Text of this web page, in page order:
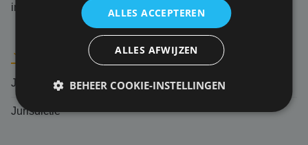
informatieplicht verzekeringnemer
J
Jurisprudentie
Jurisdictie
ALLES ACCEPTEREN
ALLES AFWIJZEN
BEHEER COOKIE-INSTELLINGEN